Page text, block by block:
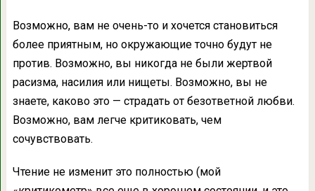
Возможно, вам не очень-то и хочется становиться
более приятным, но окружающие точно будут не
против. Возможно, вы никогда не были жертвой
расизма, насилия или нищеты. Возможно, вы не
знаете, каково это — страдать от безответной любви.
Возможно, вам легче критиковать, чем
сочувствовать.
Чтение не изменит это полностью (мой